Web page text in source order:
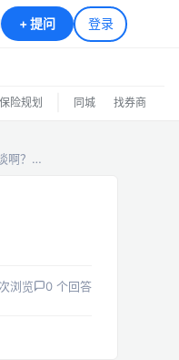
+提问 登录
保险规划 同城 找券商
啊？…
浏览 0 个回答